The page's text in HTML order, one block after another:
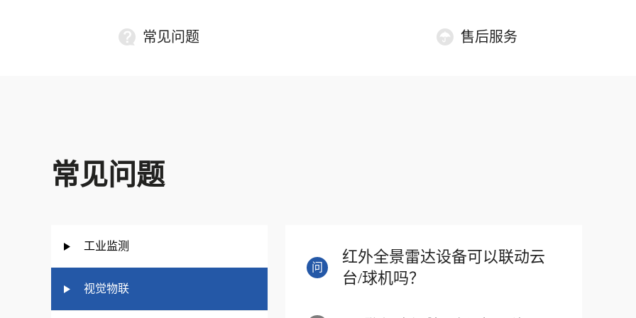
常见问题 售后服务
常见问题
工业监测
视觉物联
问
红外全景雷达设备可以联动云
台/球机吗？